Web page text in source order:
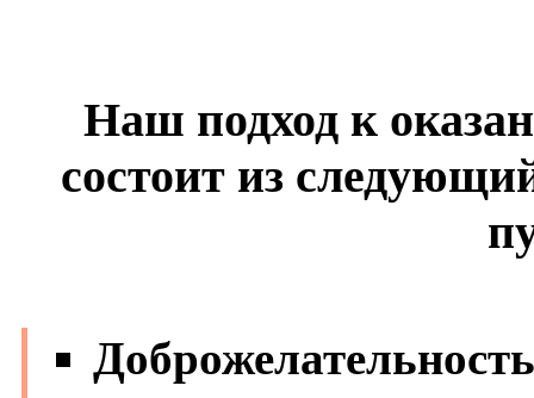
Наш подход к
состоит из